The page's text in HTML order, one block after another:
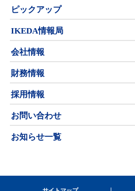
ピックアップ
IKEDA情報局
会社情報
財務情報
採用情報
お問い合わせ
お知らせ一覧